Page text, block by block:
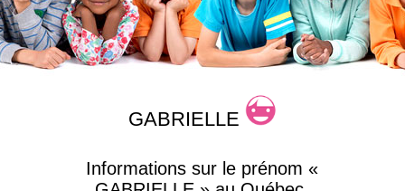
GABRIELLE
Informations sur le prénom «